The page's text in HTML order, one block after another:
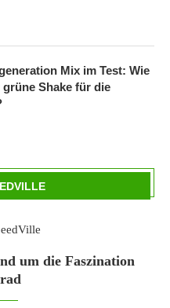
Mix im Test: Wie
Shake für die
um die Faszination